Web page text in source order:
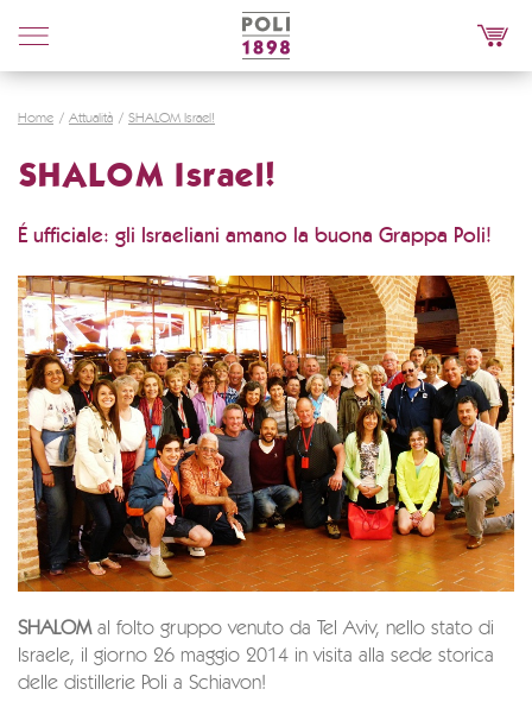
Poli
Distillerie
Home Attualità SHALOM Israel!
SHALOM Israel!
É ufficiale: gli Israeliani amano la buona Grappa Poli!
SHALOM al folto gruppo venuto da Tel Aviv, nello stato di
Israele, il giorno 26 maggio 2014 in visita alla sede storica
delle distillerie Poli a Schiavon!